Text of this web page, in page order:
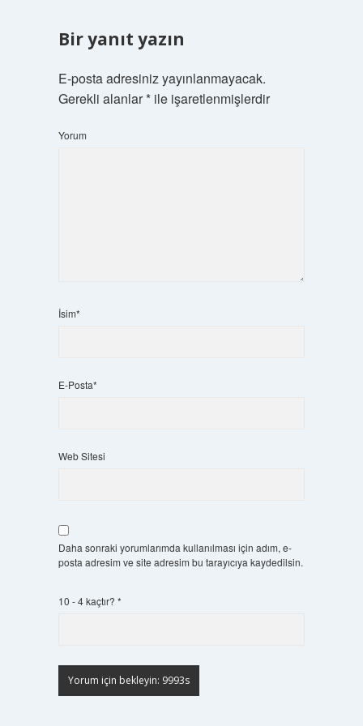
Bir yanıt yazın
E-posta adresiniz yayınlanmayacak.
Gerekli alanlar*ile işaretlenmişlerdir
Yorum
İsim*
E-Posta*
Web Sitesi
Daha sonraki yorumlarımda kullanılması için adım, e-
posta adresim ve site adresim bu tarayıcıya kaydedilsin.
10 - 4 kaçtır? *